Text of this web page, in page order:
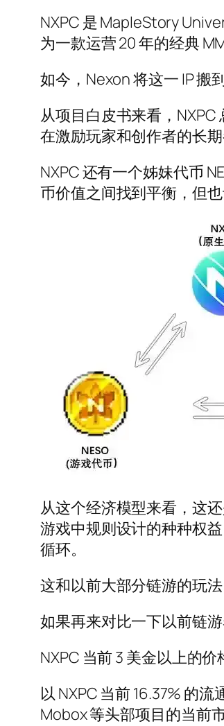
NXPC 是 MapleStory
为一款运营 20 年的经典
如今，Nexon 将这一 IP 搬
从项目白皮书来看，NXPC
在激励玩家和创作者的长期
NXPC 还有一个姊妹代币
币价值之间找到平衡，但也
从这个经济模型来看，这
游戏中规则设计的种种权
循环。
这和以前大部分链游的玩
如果再来对比一下以前链
NXPC 当前 3 美金以上的
以 NXPC 当前 16.37% 的
Mobox 等头部项目的当前